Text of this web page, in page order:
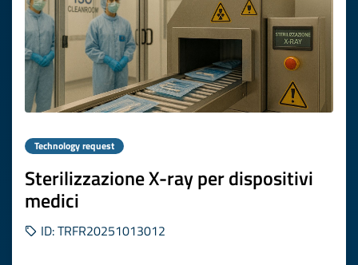
Technology request
Sterilizzazione X-ray per dispositivi
medici
ID: TRFR20251013012